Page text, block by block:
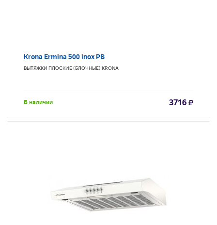
Krona Ermina 500 inox PB
ВЫТЯЖКИ ПЛОСКИЕ (БЛОЧНЫЕ) KRONA
В наличии 3716